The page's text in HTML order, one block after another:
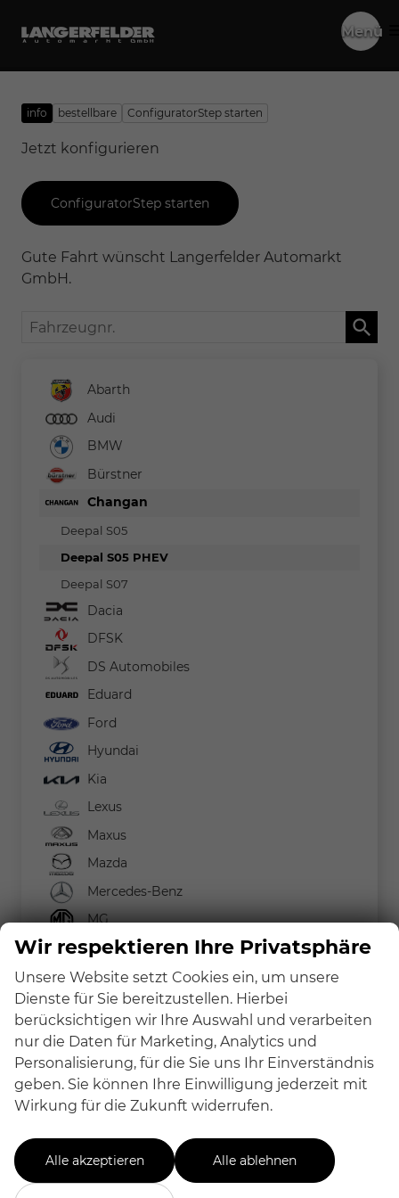
Menü
info bestellbare ConfiguratorStep starten
Jetzt konfigurieren
ConfiguratorStep starten
Gute Fahrt wünscht Langerfelder Automarkt
GmbH.
Fahrzeugnr.
Abarth
Audi
BMW
Bürstner
Changan
Deepal S05
Deepal S05 PHEV
Deepal S07
Dacia
DFSK
DS Automobiles
Eduard
Ford
Hyundai
Kia
Lexus
Maxus
Mazda
Mercedes-Benz
MG
MINI
Nissan
Peugeot
Renault
Seat
Skoda
Volkswagen
Wir respektieren Ihre Privatsphäre
Unsere Website setzt Cookies ein, um unsere
Dienste für Sie bereitzustellen. Hierbei
berücksichtigen wir Ihre Auswahl und verarbeiten
nur die Daten für Marketing, Analytics und
Personalisierung, für die Sie uns Ihr Einverständnis
geben. Sie können Ihre Einwilligung jederzeit mit
Wirkung für die Zukunft widerrufen.
Alle akzeptieren Alle ablehnen